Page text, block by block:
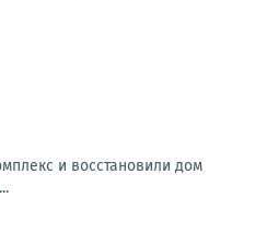
и восстановили дом